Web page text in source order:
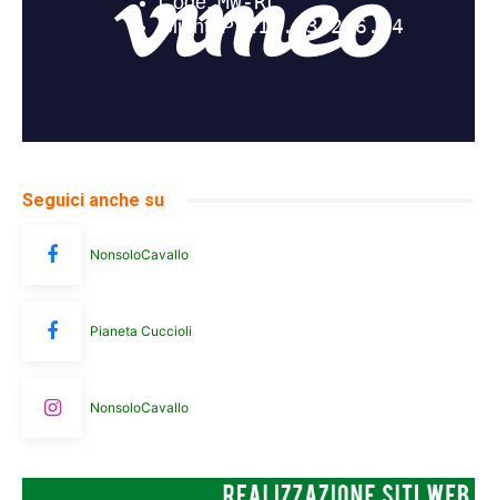
Seguici anche su
NonsoloCavallo
Pianeta Cuccioli
NonsoloCavallo